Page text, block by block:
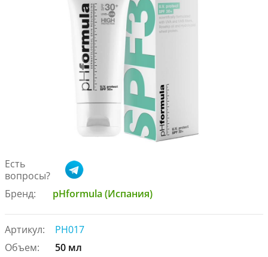
Есть
вопросы?
Бренд:
pHformula (Испания)
Артикул:
PH017
Объем:
50 мл